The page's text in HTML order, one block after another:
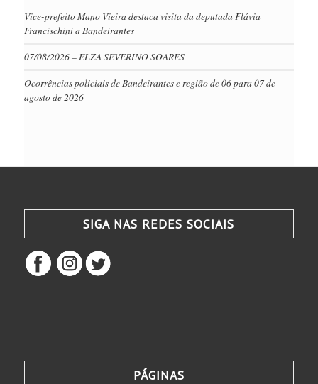
Vice-prefeito Mano Vieira destaca visita da deputada Flávia
Francischini a Bandeirantes
07/08/2026 – ELZA SEVERINO SOARES
Ocorrências policiais de Bandeirantes e região de 06 para 07 de
agosto de 2026
SIGA NAS REDES SOCIAIS
PÁGINAS